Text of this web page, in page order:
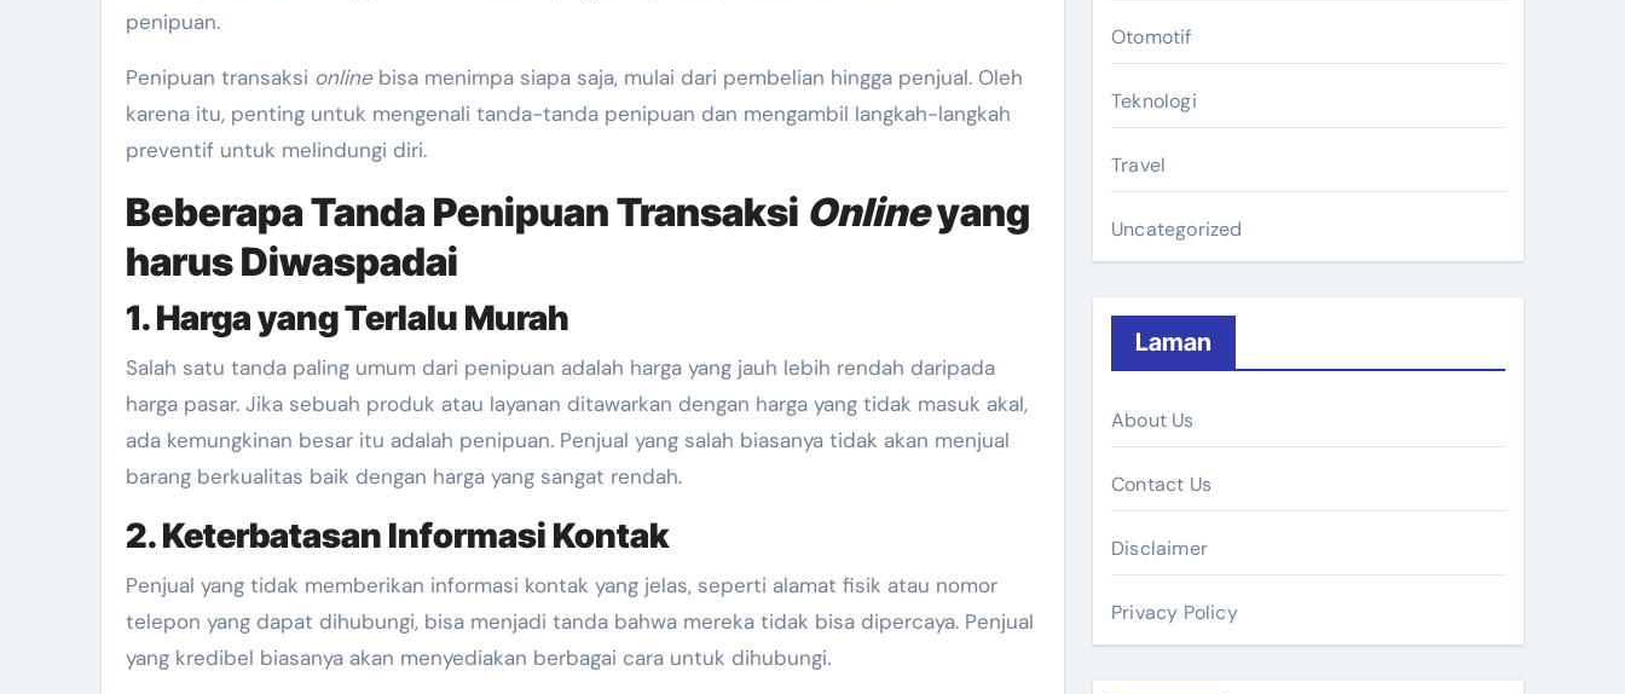
penipuan.
Penipuan transaksi onlinebisa menimpa siapa saja, mulai dari pembelian hingga penjual. Oleh
karena itu, penting untuk mengenali tanda-tanda penipuan dan mengambil langkah-langkah
preventif untuk melindungi diri.
Beberapa Tanda Penipuan Transaksi Onlineyang
harus Diwaspadai
1. Harga yang Terlalu Murah
Salah satu tanda paling umum dari penipuan adalah harga yang jauh lebih rendah daripada
harga pasar. Jika sebuah produk atau layanan ditawarkan dengan harga yang tidak masuk akal,
ada kemungkinan besar itu adalah penipuan. Penjual yang salah biasanya tidak akan menjual
barang berkualitas baik dengan harga yang sangat rendah.
2. Keterbatasan Informasi Kontak
Penjual yang tidak memberikan informasi kontak yang jelas, seperti alamat fisik atau nomor
telepon yang dapat dihubungi, bisa menjadi tanda bahwa mereka tidak bisa dipercaya. Penjual
yang kredibel biasanya akan menyediakan berbagai cara untuk dihubungi.
Otomotif
Teknologi
Travel
Uncategorized
Laman
About Us
Contact Us
Disclaimer
Privacy Policy